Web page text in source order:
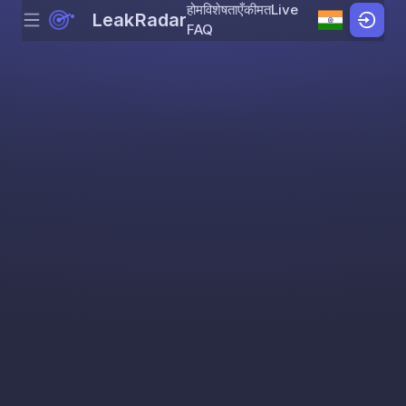
Skip to content
Menu LeakRadarहोमविशेषताएँकीमतLive
FAQ